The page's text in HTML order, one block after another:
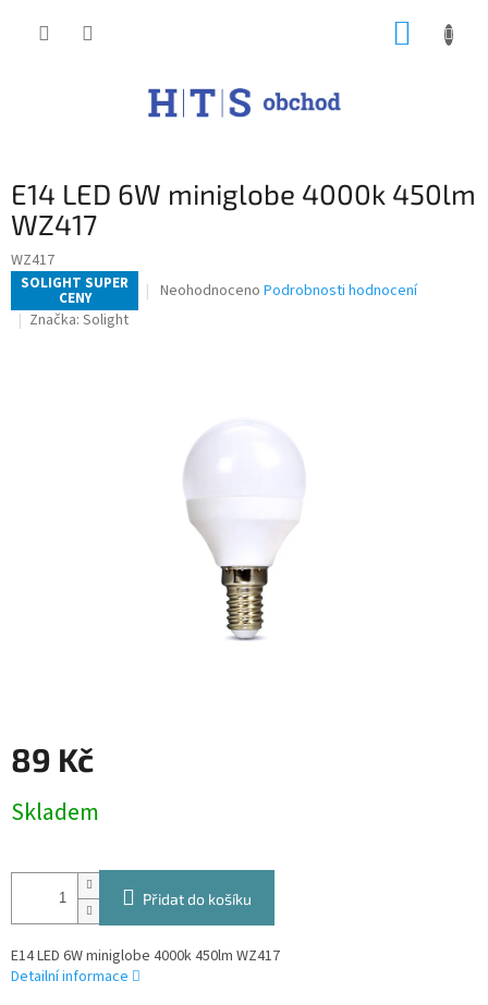
E14 LED 6W miniglobe 4000k 450lm
WZ417
WZ417
SOLIGHT SUPER
CENY
Průměrné
hvězdiček.
Neohodnoceno Podrobnosti hodnocení
Značka: Solight
89 Kč
cena:
Skladem
Přidat do košíku
E14 LED 6W miniglobe 4000k 450lm WZ417
Detailní informace